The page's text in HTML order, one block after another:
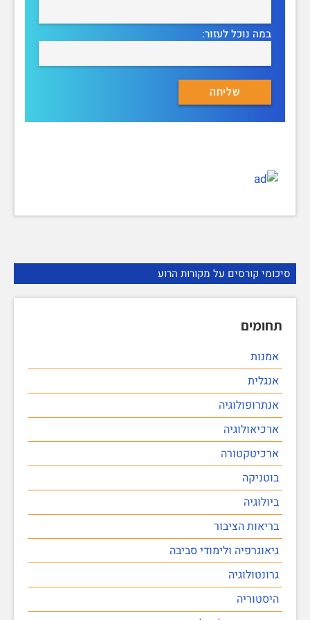
סיכומי קורסים על מקורות הרוע
תחומים
אמנות
אנגלית
אנתרופולוגיה
ארכיאולוגיה
ארכיטקטורה
בוטניקה
ביולוגיה
בריאות הציבור
גיאוגרפיה ולימודי סביבה
גרונטולוגיה
היסטוריה
במה נוכל לעזור: